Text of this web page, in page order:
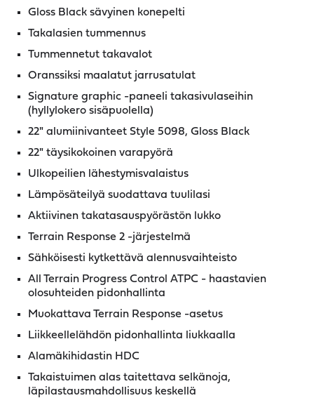
Gloss Black sävyinen konepelti
Takalasien tummennus
Tummennetut takavalot
Oranssiksi maalatut jarrusatulat
Signature graphic -paneeli takasivulaseihin
(hyllylokero sisäpuolella)
22" alumiinivanteet Style 5098, Gloss Black
22" täysikokoinen varapyörä
Ulkopeilien lähestymisvalaistus
Lämpösäteilyä suodattava tuulilasi
Aktiivinen takatasauspyörästön lukko
Terrain Response 2 -järjestelmä
Sähköisesti kytkettävä alennusvaihteisto
All Terrain Progress Control ATPC - haastavien
olosuhteiden pidonhallinta
Muokattava Terrain Response -asetus
Liikkeellelähdön pidonhallinta liukkaalla
Alamäkihidastin HDC
Takaistuimen alas taitettava selkänoja,
läpilastausmahdollisuus keskellä